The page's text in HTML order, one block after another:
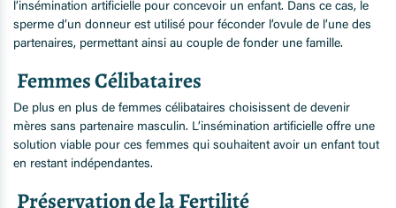
l’insémination artificielle pour concevoir un enfant. Dans ce cas, le
sperme d’un donneur est utilisé pour féconder l’ovule de l’une des
partenaires, permettant ainsi au couple de fonder une famille.
Femmes Célibataires
De plus en plus de femmes célibataires choisissent de devenir
mères sans partenaire masculin. L’insémination artificielle offre une
solution viable pour ces femmes qui souhaitent avoir un enfant tout
en restant indépendantes.
Préservation de la Fertilité